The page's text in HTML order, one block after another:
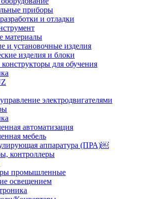
приборы
и отладки
материалы
и установочные изделия
изделия и блоки
для обучения
электродвигателями
автоматизация
мебель
аппаратура (ПРА)￼
контроллеры
промышленные
освещением